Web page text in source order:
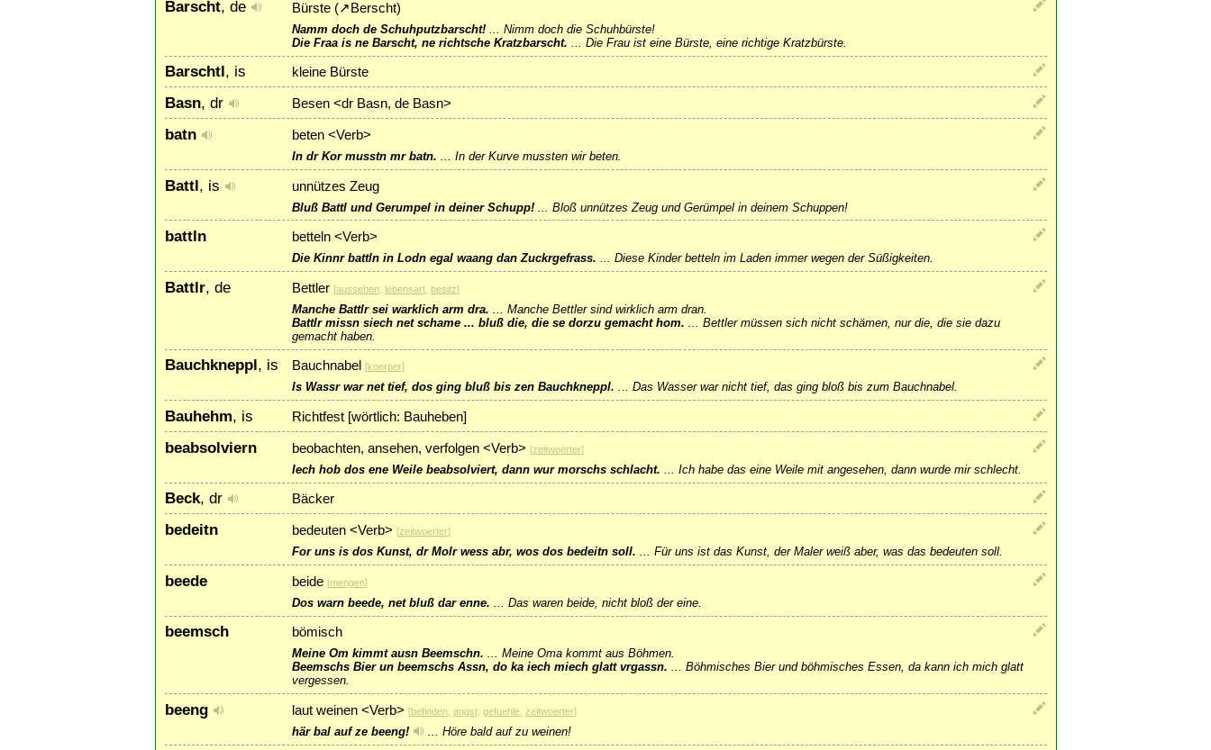
Barscht, de Bürste (↗ Berscht)
Namm doch de Schuhputzbarscht!... Nimm doch die Schuhbürste!
Die Fraa is ne Barscht, ne richtsche Kratzbarscht.
Die Frau ist eine Bürste, eine richtige Kratzbürste.
Barschtl, is kleine Bürste
Basn, dr Besen <dr Basn, de Basn>
batn beten <Verb>
In dr Kor musstn mr batn. ... In der Kurve mussten wir beten.
Battl, is unnützes Zeug
Bluß Battl und Gerumpel in deiner Schupp!... Bloß unnützes Zeug und Gerümpel in deinem Schuppen!
battln betteln <Verb>
Die Kinnr battln in Lodn egal waang dan Zuckrgefrass. ... Diese Kinder betteln im Laden immer wegen der Süßigkeiten.
Battlr, de Bettler [aussehen, lebensart, besitz]
Manche Battlr sei warklich arm dra.
Manche Bettler sind wirklich arm dran.
Battlr missn siech net schame ... bluß die, die se dorzu gemacht hom.
Bettler müssen sich nicht schämen, nur die, die sie dazu
gemacht haben.
Bauchkneppl, is Bauchnabel [koerper]
Is Wassr war net tief, dos ging bluß bis zen Bauchkneppl. ... Das Wasser war nicht tief, das ging bloß bis zum Bauchnabel.
Bauhehm, is Richtfest [wörtlich: Bauheben]
beabsolviern beobachten, ansehen, verfolgen <Verb> [zeitwoerter]
Iech hob dos ene Weile beabsolviert, dann wur morschs schlacht. Ich habe das eine Weile mit angesehen, dann wurde mir schlecht.
Beck, dr Bäcker
bedeitn bedeuten <Verb> [zeitwoerter]
For uns is dos Kunst, dr Molr wess abr, wos dos bedeitn soll. ... Für uns ist das Kunst, der Maler weiß aber, was das bedeuten soll.
beede beide [mengen]
Dos warn beede, net bluß dar enne. Das waren beide, nicht bloß der eine.
beemsch bömisch
Meine Om kimmt ausn Beemschn. ... Meine Oma kommt aus Böhmen.
Beemschs Bier un beemschs Assn, do ka iech miech glatt vrgassn. ... Böhmisches Bier und böhmisches Essen, da kann ich mich glatt
vergessen.
beeng laut weinen <Verb> [befinden, angst, gefuehle, zeitwoerter]
här bal auf ze beeng! Höre bald auf zu weinen!